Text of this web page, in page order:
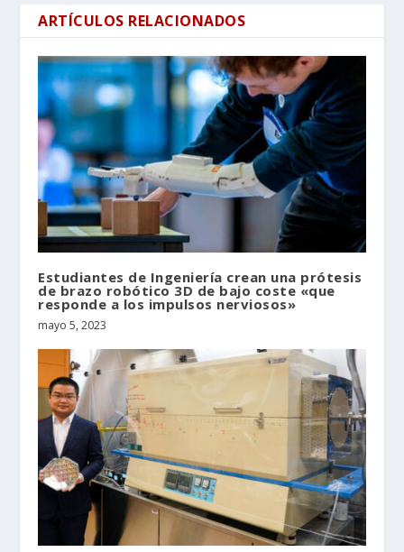
ARTÍCULOS RELACIONADOS
Estudiantes de Ingeniería crean una prótesis
de brazo robótico 3D de bajo coste «que
responde a los impulsos nerviosos»
mayo 5, 2023